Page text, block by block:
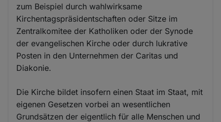
zum Beispiel durch wahlwirksame
Kirchentagspräsidentschaften oder Sitze im
Zentralkomitee der Katholiken oder der Synode
der evangelischen Kirche oder durch lukrative
Posten in den Unternehmen der Caritas und
Diakonie.
Die Kirche bildet insofern einen Staat im Staat, mit
eigenen Gesetzen vorbei an wesentlichen
Grundsätzen der eigentlich für alle Menschen und